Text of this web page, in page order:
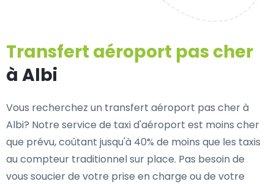
Transfert aéroport pas cher
à Albi
Vous recherchez un transfert aéroport pas cher à
Albi? Notre service de taxi d'aéroport est moins cher
que prévu, coûtant jusqu'à 40% de moins que les taxis
au compteur traditionnel sur place. Pas besoin de
vous soucier de votre prise en charge ou de votre